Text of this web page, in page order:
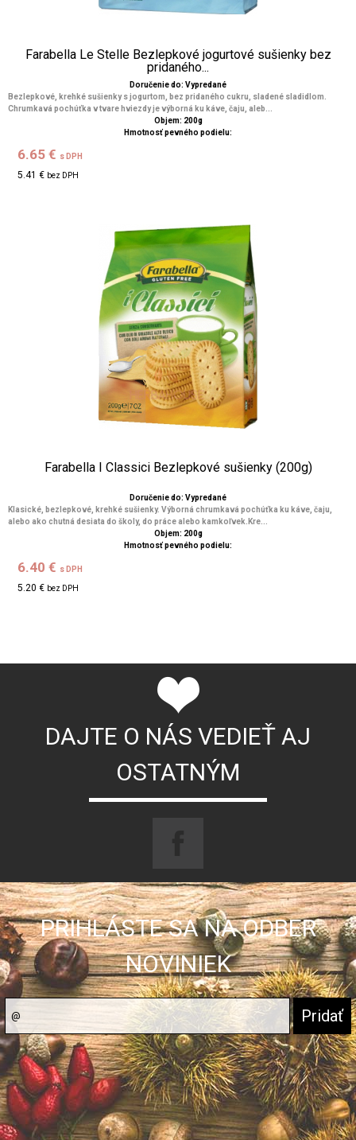
Farabella Le Stelle Bezlepkové jogurtové sušienky bez
pridaného...
Doručenie do: Vypredané
Bezlepkové, krehké sušienky s jogurtom, bez pridaného cukru, sladené sladidlom.
Chrumkavá pochúťka v tvare hviezdy je výborná ku káve, čaju, aleb...
Objem: 200g
Hmotnosť pevného podielu:
6.65 € s DPH
5.41 € bez DPH
Farabella I Classici Bezlepkové sušienky (200g)
Doručenie do: Vypredané
Klasické, bezlepkové, krehké sušienky. Výborná chrumkavá pochúťka ku káve, čaju,
alebo ako chutná desiata do školy, do práce alebo kamkoľvek.Kre...
Objem: 200g
Hmotnosť pevného podielu:
6.40 € s DPH
5.20 € bez DPH
DAJTE O NÁS VEDIEŤ AJ
OSTATNÝM
PRIHLÁSTE SA NA ODBER
NOVINIEK